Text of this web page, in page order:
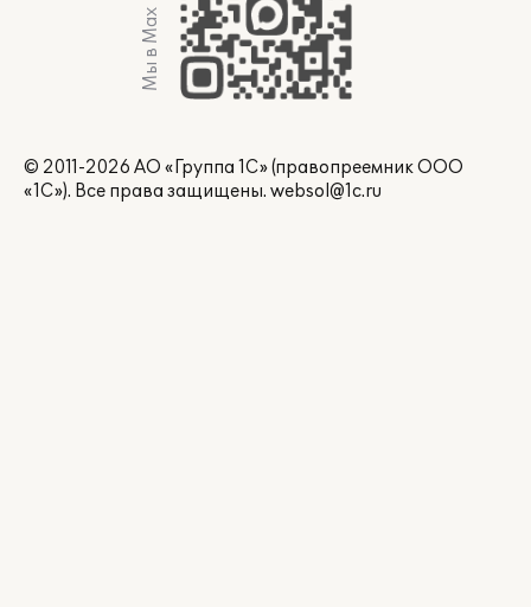
Мы в Max
© 2011-2026 АО «Группа 1С» (правопреемник ООО
«1С»). Все права защищены. websol@1c.ru